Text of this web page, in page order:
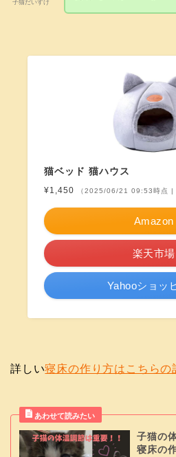
子猫だいすけ
猫ベッド 猫ハウス
¥1,450 （2025/06/21 09:53時点 |
Amazon
楽天市場
Yahooショッ
詳しい寝床の作り方はこちらの
子猫の
寝床の